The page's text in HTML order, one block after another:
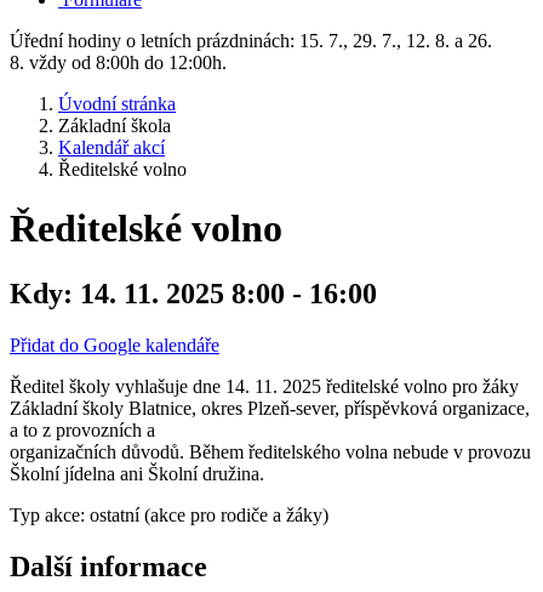
Úřední hodiny o letních prázdninách: 15. 7., 29. 7., 12. 8. a 26.
8. vždy od 8:00h do 12:00h.
Úvodní stránka
Základní škola
Kalendář akcí
Ředitelské volno
Ředitelské volno
Kdy: 14. 11. 2025 8:00 - 16:00
Přidat do Google kalendáře
Ředitel školy vyhlašuje dne 14. 11. 2025 ředitelské volno pro žáky
Základní školy Blatnice, okres Plzeň-sever, příspěvková organizace,
a to z provozních a
organizačních důvodů. Během ředitelského volna nebude v provozu
Školní jídelna ani Školní družina.
Typ akce: ostatní (akce pro rodiče a žáky)
Další informace